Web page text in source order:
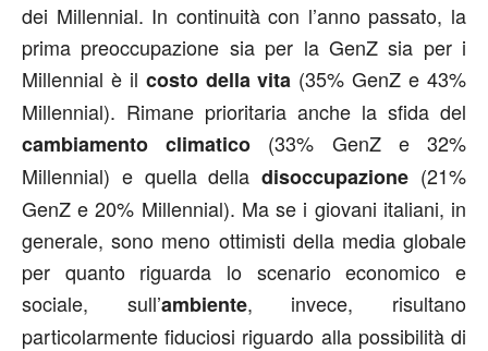
dei Millennial. In continuità con l’anno passato, la
prima preoccupazione sia per la GenZ sia per i
Millennial è il costo della vita (35% GenZ e 43%
Millennial). Rimane prioritaria anche la sfida del
cambiamento climatico (33% GenZ e 32%
Millennial) e quella delladisoccupazione (21%
GenZ e 20% Millennial). Ma se i giovani italiani, in
generale, sono meno ottimisti della media globale
per quanto riguarda lo scenario economico e
sociale, sull’ambiente, invece, risultano
particolarmente fiduciosi riguardo alla possibilità di